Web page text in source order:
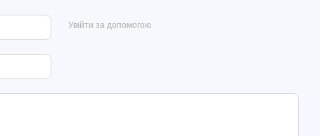
Увійти за допомогою